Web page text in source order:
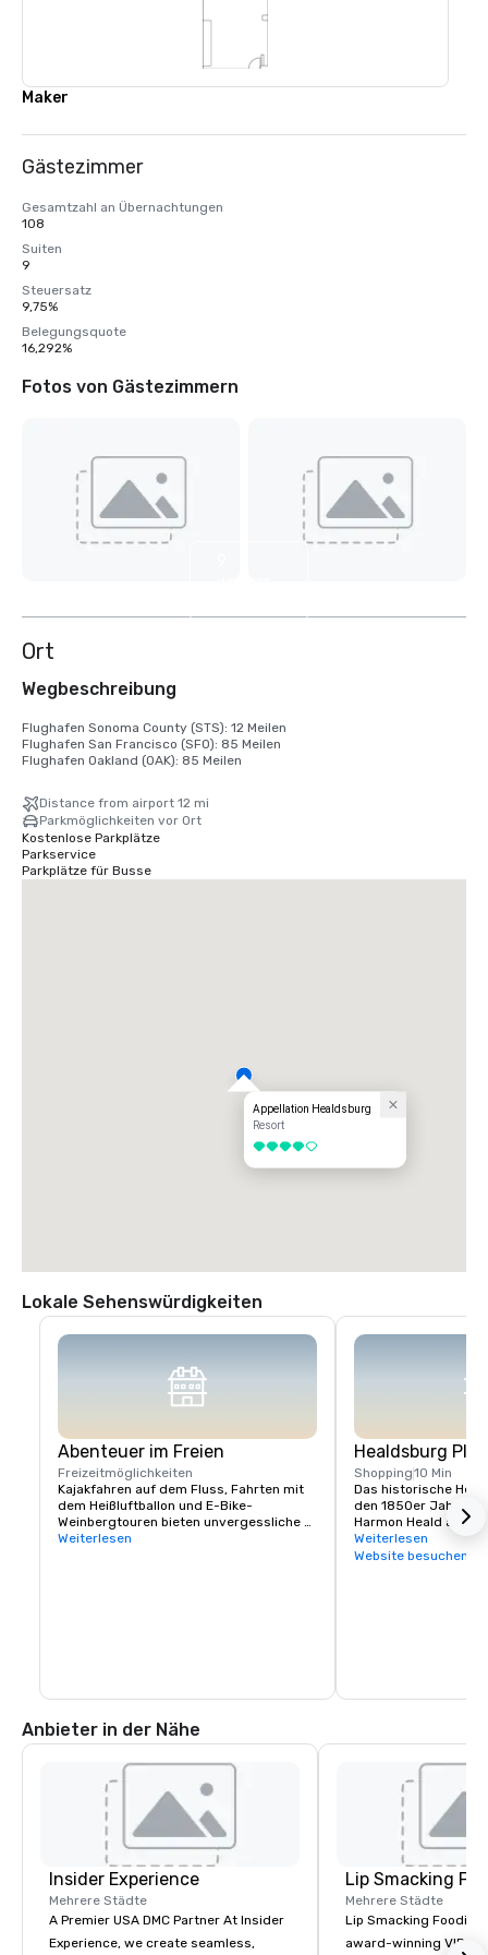
Maker
Gästezimmer
Gesamtzahl an Übernachtungen
108
Suiten
9
Steuersatz
9,75%
Belegungsquote
16,292%
Fotos von Gästezimmern
Ort
Wegbeschreibung
Flughafen Sonoma County (STS): 12 Meilen
Flughafen San Francisco (SFO): 85 Meilen
Flughafen Oakland (OAK): 85 Meilen
Distance from airport 12 mi
Parkmöglichkeiten vor Ort
Kostenlose Parkplätze
Parkservice
Parkplätze für Busse
Appellation Healdsburg
Resort
4 von 5
Lokale Sehenswürdigkeiten
Abenteuer im Freien
Freizeitmöglichkeiten
Kajakfahren auf dem Fluss, Fahrten mit
dem Heißluftballon und E-Bike-
Weinbergtouren bieten unvergessliche
Teambuilding- oder
Weiterlesen
Healdsburg
Shopping10 Min
Das historische
den 1850er Jahren
Harmon Heald aus
wurde, ist ein
Besucher. Hier
Weiterlesen
Website besuchen
Anbieter in der Nähe
Insider Experience
Mehrere Städte
A Premier USA DMC Partner At Insider
Experience, we create seamless,
Lip Smacking
Mehrere Städte
Lip Smacking Foodie
award-winning VIP